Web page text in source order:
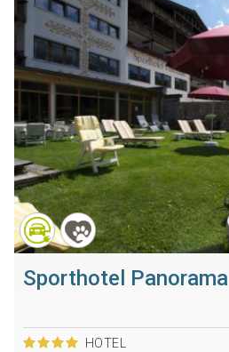
Sporthotel Panorama
HOTEL